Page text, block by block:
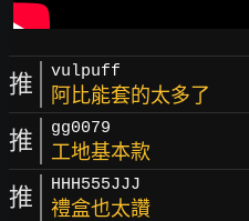
推 vulpuff
阿比能套的太多了
推 gg0079
工地基本款
推 HHH555JJJ
禮盒也太讚